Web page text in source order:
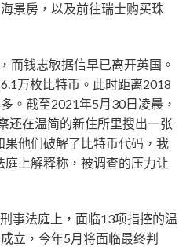
景房，以及前往瑞士购买珠
而钱志敏据信早已离开英国。
万枚比特币。此时距离2018
。截至2021年5月30日凌晨，
还在温简的新住所里搜出一张
果他们破解了比特币代码，我
庭上解释称，被调查的压力让
事法庭上，面临13项指控的温
立，今年5月将面临最终判